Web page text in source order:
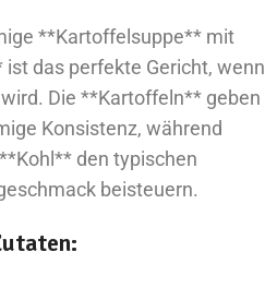
**Kartoffelsuppe** mit
das perfekte Gericht, wenn
Die **Kartoffeln** geben
Konsistenz, während
den typischen
beisteuern.